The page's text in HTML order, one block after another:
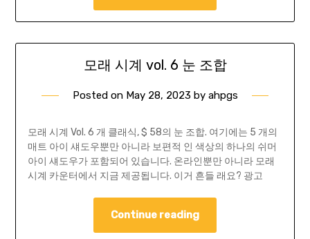
모래 시계 vol. 6 눈 조합
Posted on May 28, 2023 by ahpgs
모래 시계 Vol. 6 개 클래식, $ 58의 눈 조합. 여기에는 5 개의
매트 아이 섀도우뿐만 아니라 보편적 인 색상의 하나의 쉬머
아이 섀도우가 포함되어 있습니다. 온라인뿐만 아니라 모래
시계 카운터에서 지금 제공됩니다. 이거 흔들 래요? 광고
Continue reading